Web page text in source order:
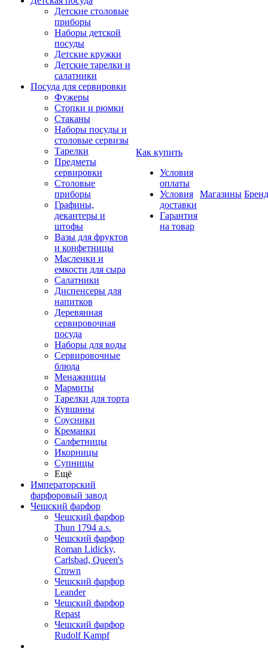
Детские столовые
приборы
Наборы детской
посуды
Детские кружки
Детские тарелки и
салатники
Посуда для сервировки
Фужеры
Стопки и рюмки
Стаканы
Наборы посуды и
столовые сервизы
Тарелки
Предметы
сервировки
Столовые
приборы
Графины,
декантеры и
штофы
Вазы для фруктов
и конфетницы
Масленки и
емкости для сыра
Салатники
Диспенсеры для
напитков
Деревянная
сервировочная
посуда
Наборы для воды
Сервировочные
блюда
Менажницы
Мармиты
Тарелки для торта
Кувшины
Соусники
Креманки
Салфетницы
Икорницы
Супницы
Ещё
Императорский
фарфоровый завод
Чешский фарфор
Чешский фарфор
Thun 1794 a.s.
Чешский фарфор
Roman Lidicky,
Carlsbad, Queen's
Crown
Чешский фарфор
Leander
Чешский фарфор
Repast
Чешский фарфор
Rudolf Kampf
Как купить
Условия
оплаты
Условия
доставки
Гарантия
на товар
Магазины